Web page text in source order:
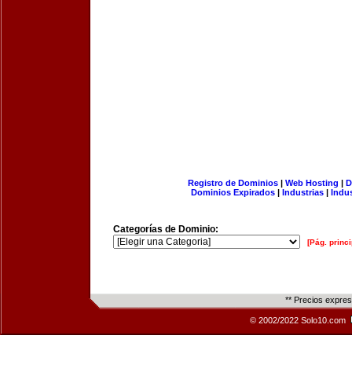
Registro de Dominios| Web Hosting |
Dominios Expirados | Industrias |
Categorías de Dominio:
[Pág.
** Precios
© 2002/2022 Solo10.com